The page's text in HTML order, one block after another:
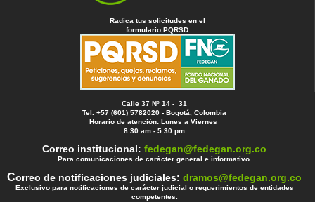
Radica tus solicitudes en el
formulario PQRSD
Calle 37 Nº 14 - 31
Tel. +57 (601) 5782020 - Bogotá, Colombia
Horario de atención: Lunes a Viernes
8:30 am - 5:30 pm
Correo institucional:fedegan@fedegan.org.co
Para comunicaciones de carácter general e informativo.
Correo de notificaciones judiciales:dramos@fedegan.org.co
Exclusivo para notificaciones de carácter judicial o requerimientos de entidades
competentes.